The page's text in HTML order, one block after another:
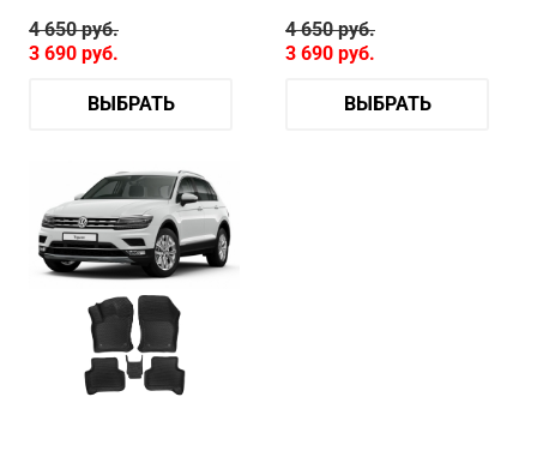
4 650руб.
3 690 руб.
ВЫБРАТЬ
4 650руб.
3 690 руб.
ВЫБРАТЬ